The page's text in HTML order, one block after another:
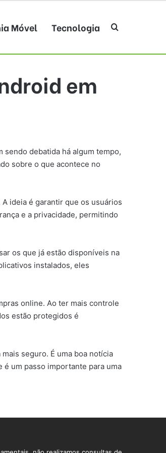
Móvel Tecnologia Procurar por
em
sendo debatida há algum tempo,
sobre o que acontece no
ideia é garantir que os usuários
e a privacidade, permitindo
os que já estão disponíveis na
instalados, eles
online. Ao ter mais controle
estão protegidos é
seguro. É uma boa notícia
é um passo importante para uma